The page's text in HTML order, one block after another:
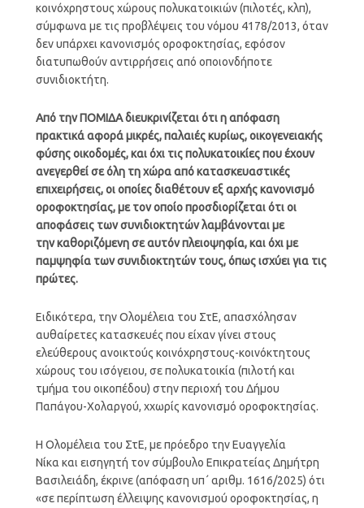
κοινόχρηστους χώρους πολυκατοικιών (πιλοτές, κλπ),
σύμφωνα με τις προβλέψεις του νόμου 4178/2013, όταν
δεν υπάρχει κανονισμός οροφοκτησίας, εφόσον
διατυπωθούν αντιρρήσεις από οποιονδήποτε
συνιδιοκτήτη.
Από την ΠΟΜΙΔΑ διευκρινίζεται ότι η απόφαση
πρακτικά αφορά μικρές, παλαιές κυρίως, οικογενειακής
φύσης οικοδομές, και όχι τις πολυκατοικίες που έχουν
ανεγερθεί σε όλη τη χώρα από κατασκευαστικές
επιχειρήσεις, οι οποίες διαθέτουν εξ αρχής κανονισμό
οροφοκτησίας, με τον οποίο προσδιορίζεται ότι οι
αποφάσεις των συνιδιοκτητών λαμβάνονται με
την καθοριζόμενη σε αυτόν πλειοψηφία, και όχι με
παμψηφία των συνιδιοκτητών τους, όπως ισχύει για τις
πρώτες.
Ειδικότερα, την Ολομέλεια του ΣτΕ, απασχόλησαν
αυθαίρετες κατασκευές που είχαν γίνει στους
ελεύθερους ανοικτούς κοινόχρηστους-κοινόκτητους
χώρους του ισόγειου, σε πολυκατοικία (πιλοτή και
τμήμα του οικοπέδου) στην περιοχή του Δήμου
Παπάγου-Χολαργού, xχωρίς κανονισμό οροφοκτησίας.
Η Ολομέλεια του ΣτΕ, με πρόεδρο την Ευαγγελία
Νίκα και εισηγητή τον σύμβουλο Επικρατείας Δημήτρη
Βασιλειάδη, έκρινε (απόφαση υπ΄ αριθμ. 1616/2025) ότι
«σε περίπτωση έλλειψης κανονισμού οροφοκτησίας, η